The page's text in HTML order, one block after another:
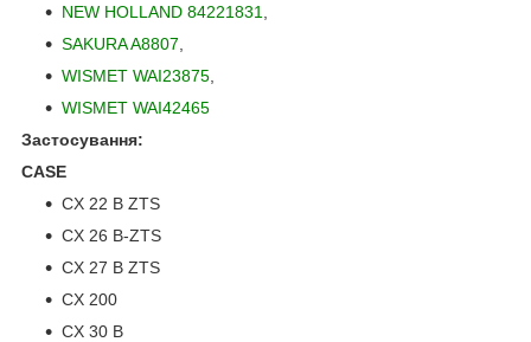
NEW HOLLAND 84221831
SAKURA A8807
WISMET WAI23875
WISMET WAI42465
Застосування:
CASE
CX 22 B ZTS
CX 26 B-ZTS
CX 27 B ZTS
CX 200
CX 30 B